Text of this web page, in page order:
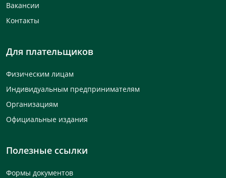
Вакансии
Контакты
Для плательщиков
Физическим лицам
Индивидуальным предпринимателям
Организациям
Официальные издания
Полезные ссылки
Формы документов